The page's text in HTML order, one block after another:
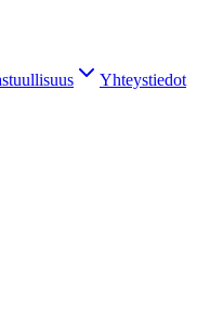
Yhteystiedot